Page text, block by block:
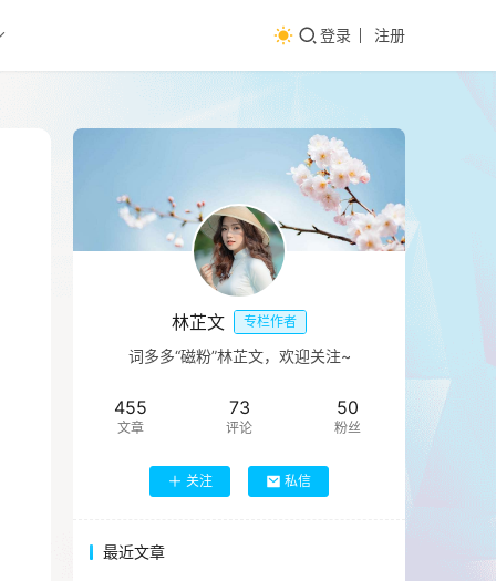
登录 注册
林芷文 专栏作者
词多多“磁粉”林芷文，欢迎关注~
455
文章
73
评论
50
粉丝
关注 私信
最近文章